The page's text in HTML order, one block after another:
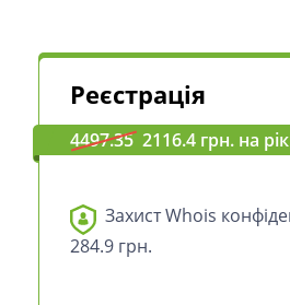
Реєстрація
4497.35 2116.4 грн. на рік
Захист Whois
284.9 грн.